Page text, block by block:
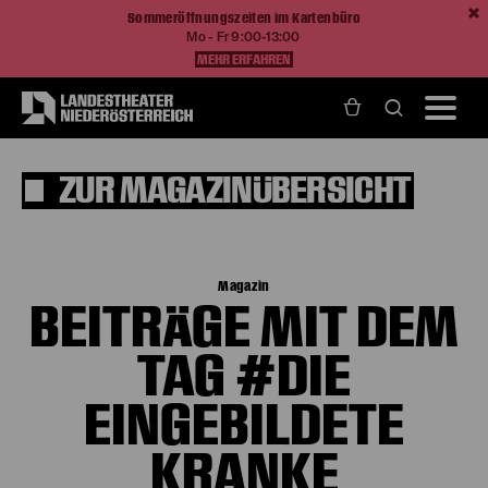
Sommeröffnungszeiten im Kartenbüro
Mo - Fr 9:00-13:00
MEHR ERFAHREN
ZUR MAGAZINÜBERSICHT
Magazin
BEITRÄGE MIT DEM
TAG #DIE
EINGEBILDETE
KRANKE